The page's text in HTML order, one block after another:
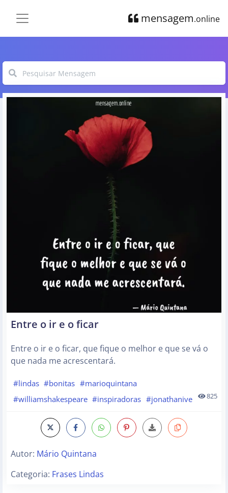
mensagem.online
Entre o ir e o ficar
Entre o ir e o ficar, que fique o melhor e que se vá o
que nada me acrescentará.
#lindas #bonitas #marioquintana
#williamshakespeare #inspiradoras #jonathanive 825
Autor: Mário Quintana
Categoria: Frases Lindas